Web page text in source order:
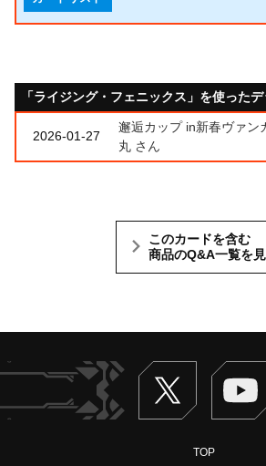
「ライジング・フェニックス」を使った
2026-01-27
邂逅カップ in新春ヴァン
丸 さん
このカードを含む
商品のQ&A一覧を
Twitter
TOP